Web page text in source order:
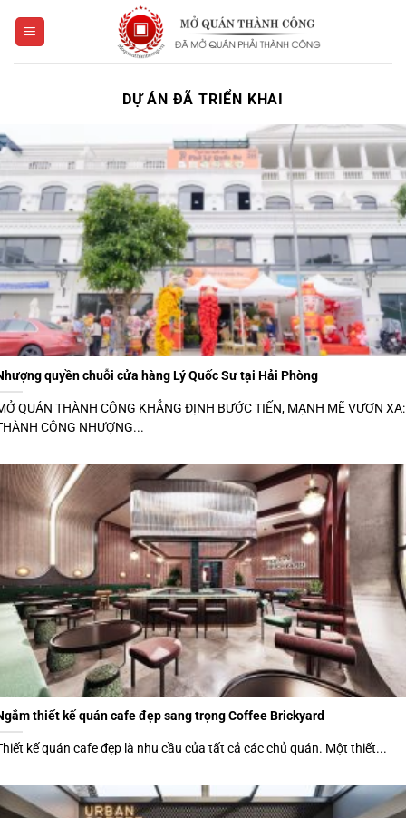
DỰ ÁN ĐÃ TRIỂN KHAI
quyền chuỗi cửa hàng Lý Quốc Sư tại Hải Phòng
QUÁN THÀNH CÔNG KHẲNG ĐỊNH BƯỚC TIẾN, MẠNH MẼ VƯƠN XA:
CÔNG NHƯỢNG...
thiết kế quán cafe đẹp sang trọng Coffee Brickyard
kế quán cafe đẹp là nhu cầu của tất cả các chủ quán. Một thiết...